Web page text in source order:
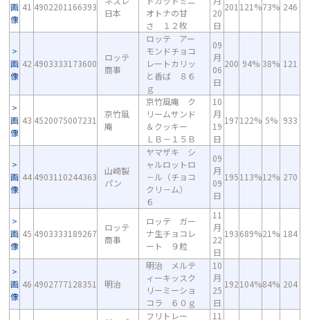
画
像
41 4902201166393
日本
オトナの甘
さ １２枚
20
日
201 121%73% 246
画
像
42 4903333173600
ロッテ
商事
ロッテ アー
モンドチョコ
レートカリッ
と香ば ８６
ｇ
09
月
06
日
200 94% 38% 121
画
像
43 4520075007231
京竹風
庵
京竹風庵 ク
リームサンド
＆クッキー
ＬＢ－１５Ｂ
10
月
19
日
197122% 5% 933
画
像
44 4903110244363
山崎製
パン
ヤマザキ シ
ャルロットロ
－ル（チョコ
クリ－ム）
６
09
月
09
日
195113%12% 270
画
像
45 4903333189267
ロッテ
商事
ロッテ ガー
ナ生チョコレ
ート ９粒
11
月
22
日
193689%21% 184
画
像
46 4902777128351 明治
明治 メルテ
ィーキッスク
リーミーショ
コラ ６０ｇ
10
月
25
日
192104%84% 204
フリトレー
11